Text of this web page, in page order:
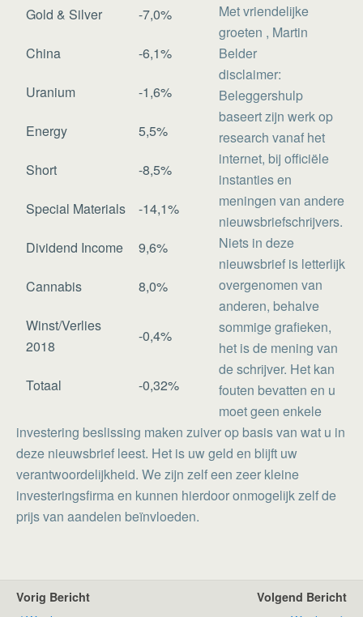
Gold & Silver -7,0%
China -6,1%
Uranium -1,6%
Energy 5,5%
Short -8,5%
Special Materials -14,1%
Dividend Income 9,6%
Cannabis 8,0%
Winst/Verlies
2018
-0,4%
Totaal -0,32%
Met vriendelijke
groeten , Martin
Belder
disclaimer:
Beleggershulp
baseert zijn werk op
research vanaf het
internet, bij officiële
instanties en
meningen van andere
nieuwsbriefschrijvers.
Niets in deze
nieuwsbrief is letterlijk
overgenomen van
anderen, behalve
sommige grafieken,
het is de mening van
de schrijver. Het kan
fouten bevatten en u
moet geen enkele
investering beslissing maken zuiver op basis van wat u in
deze nieuwsbrief leest. Het is uw geld en blijft uw
verantwoordelijkheid. We zijn zelf een zeer kleine
investeringsfirma en kunnen hierdoor onmogelijk zelf de
prijs van aandelen beïnvloeden.
Vorig Bericht Volgend Bericht